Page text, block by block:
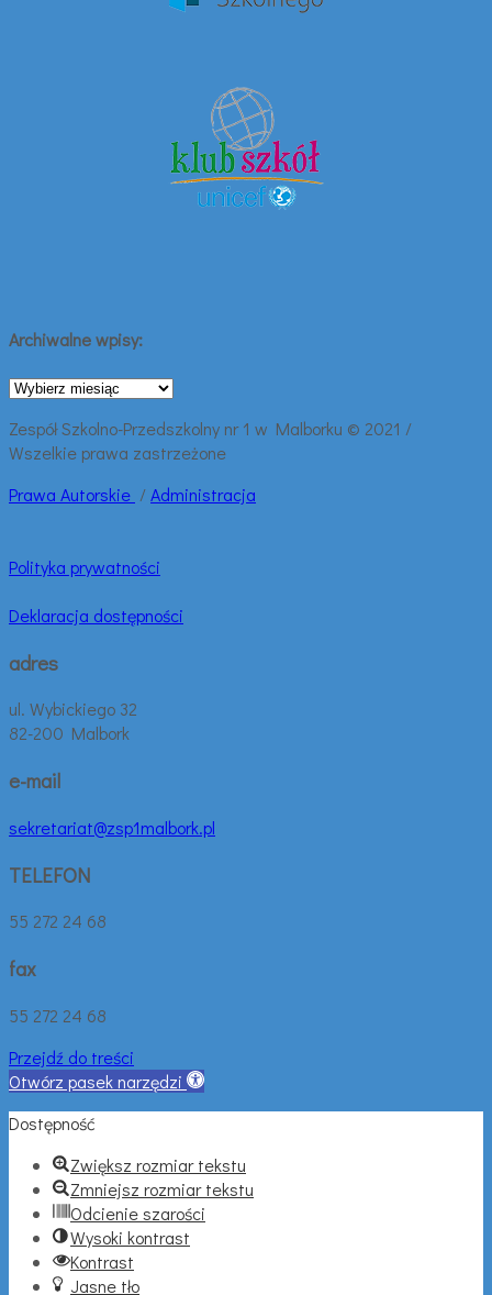
Archiwalne wpisy:
Archiwalne
Zespół Szkolno-Przedszkolny nr 1 w Malborku © 2021 /
Wszelkie prawa zastrzeżone
Prawa Autorskie /Administracja
Polityka prywatności
Deklaracja dostępności
adres
ul. Wybickiego 32
82-200 Malbork
e-mail
sekretariat@zsp1malbork.pl
TELEFON
55 272 24 68
fax
55 272 24 68
Przejdź do treści
Otwórz pasek narzędzi
Dostępność
Zwiększ rozmiar tekstu
Zmniejsz rozmiar tekstu
Odcienie szarości
Wysoki kontrast
Kontrast
Jasne tło